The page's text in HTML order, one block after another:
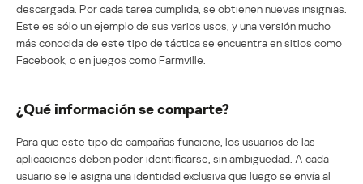
descargada. Por cada tarea cumplida, se obtienen nuevas insignias.
Este es sólo un ejemplo de sus varios usos, y una versión mucho
más conocida de este tipo de táctica se encuentra en sitios como
Facebook, o en juegos como Farmville.
¿Qué información se comparte?
Para que este tipo de campañas funcione, los usuarios de las
aplicaciones deben poder identificarse, sin ambigüedad. A cada
usuario se le asigna una identidad exclusiva que luego se envía al